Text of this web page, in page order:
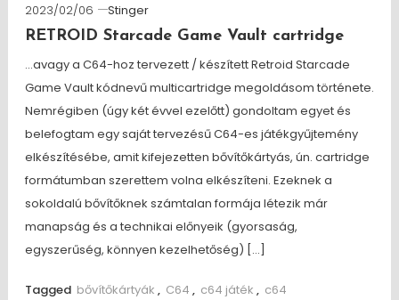
2023/02/06
Stinger
RETROID Starcade Game Vault cartridge
…avagy a C64-hoz tervezett / készített Retroid Starcade
Game Vault kódnevű multicartridge megoldásom története.
Nemrégiben (úgy két évvel ezelőtt) gondoltam egyet és
belefogtam egy saját tervezésű C64-es játékgyűjtemény
elkészítésébe, amit kifejezetten bővítőkártyás, ún. cartridge
formátumban szerettem volna elkészíteni. Ezeknek a
sokoldalú bővítőknek számtalan formája létezik már
manapság és a technikai előnyeik (gyorsaság,
egyszerűség, könnyen kezelhetőség) […]
Tagged bővítőkártyák , C64 , c64 játék , c64